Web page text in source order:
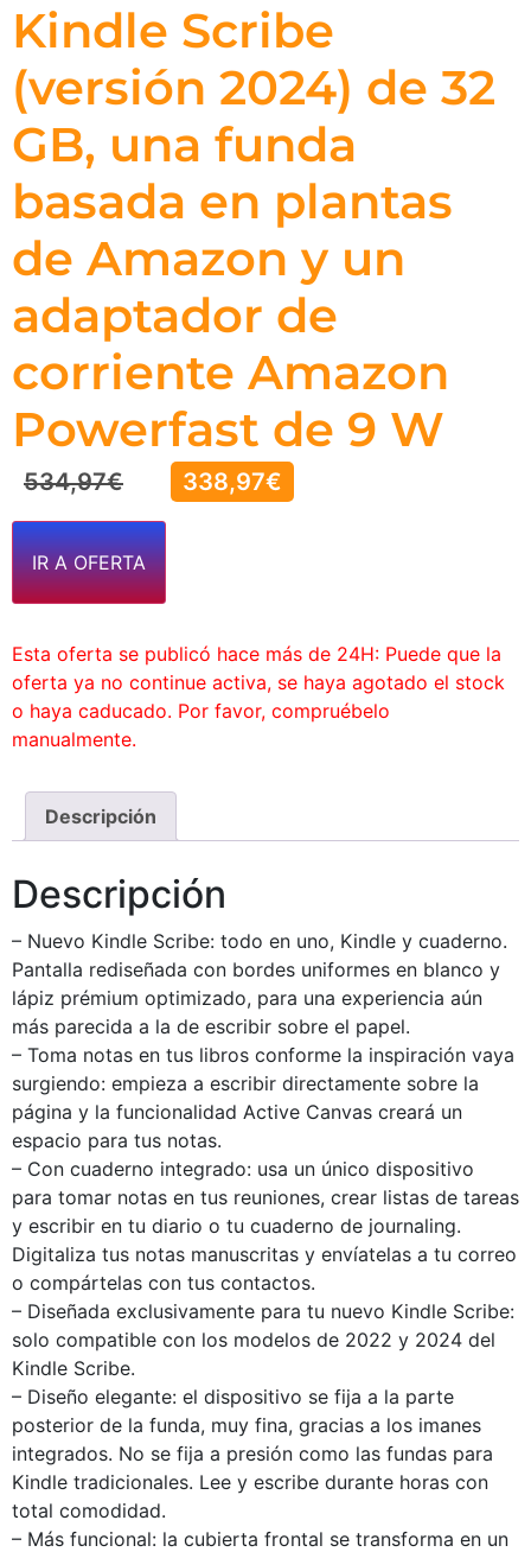
Kindle Scribe
(versión 2024) de 32
GB, una funda
basada en plantas
de Amazon y un
adaptador de
corriente Amazon
Powerfast de 9 W
534,97€ 338,97€
IR A OFERTA
Esta oferta se publicó hace más de 24H: Puede que la
oferta ya no continue activa, se haya agotado el stock
o haya caducado. Por favor, compruébelo
manualmente.
Descripción
Descripción
– Nuevo Kindle Scribe: todo en uno, Kindle y cuaderno.
Pantalla rediseñada con bordes uniformes en blanco y
lápiz prémium optimizado, para una experiencia aún
más parecida a la de escribir sobre el papel.
– Toma notas en tus libros conforme la inspiración vaya
surgiendo: empieza a escribir directamente sobre la
página y la funcionalidad Active Canvas creará un
espacio para tus notas.
– Con cuaderno integrado: usa un único dispositivo
para tomar notas en tus reuniones, crear listas de tareas
y escribir en tu diario o tu cuaderno de journaling.
Digitaliza tus notas manuscritas y envíatelas a tu correo
o compártelas con tus contactos.
– Diseñada exclusivamente para tu nuevo Kindle Scribe:
solo compatible con los modelos de 2022 y 2024 del
Kindle Scribe.
– Diseño elegante: el dispositivo se fija a la parte
posterior de la funda, muy fina, gracias a los imanes
integrados. No se fija a presión como las fundas para
Kindle tradicionales. Lee y escribe durante horas con
total comodidad.
– Más funcional: la cubierta frontal se transforma en un